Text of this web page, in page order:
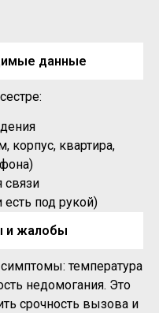
данные
корпус, квартира,
связи
под рукой)
и жалобы
температура
недомогания. Это
срочность вызова и